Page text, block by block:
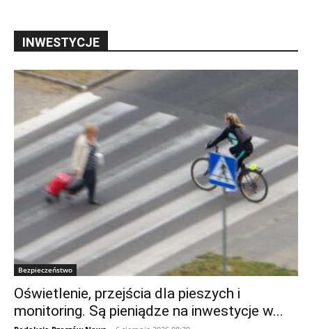
INWESTYCJE
Bezpieczeństwo
Oświetlenie, przejścia dla pieszych i
monitoring. Są pieniądze na inwestycje w...